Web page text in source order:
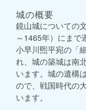
城の概要
鏡山城についての
～1465年）にまで
小早川煕平宛の「
れ、城の築城は南
います。城の遺構
ので、戦国時代の
います。